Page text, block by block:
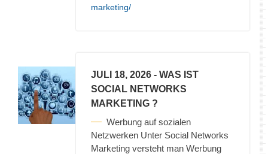
marketing/
JULI 18, 2026 - WAS IST
SOCIAL NETWORKS
MARKETING ?
Werbung auf sozialen
Netzwerken Unter Social Networks
Marketing versteht man Werbung